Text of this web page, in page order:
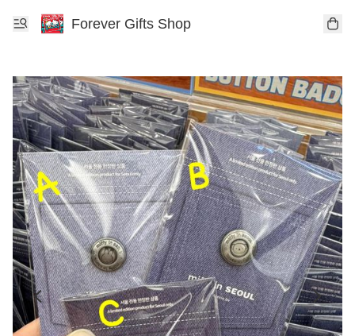
Forever Gifts Shop